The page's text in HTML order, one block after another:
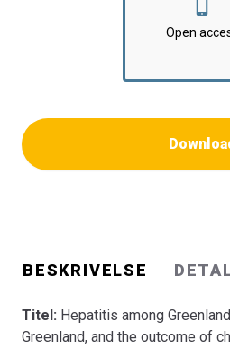
Open
BESKRIVELSE
Titel: Hepatitis among
Greenland, and the outcome of